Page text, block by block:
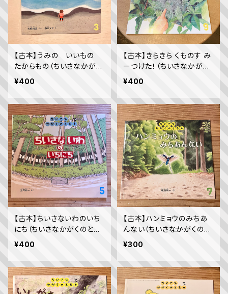
【古本】うみの いいもの
たからもの（ちいさなかがく
のとも 2020年3月号）
¥400
【古本】きらきら くものす み
ーつけた！（ちいさなかがく
のとも 2022年9月号）
¥400
【古本】ちいさないわのいち
にち（ちいさなかがくのと
も 2019年5月号）
¥400
【古本】ハンミョウのみちあ
んない（ちいさなかがくのと
も 2019年7月号）
¥300